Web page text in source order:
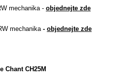
mechanika- objednejte zde
mechanika- objednejte zde
Chant CH25M